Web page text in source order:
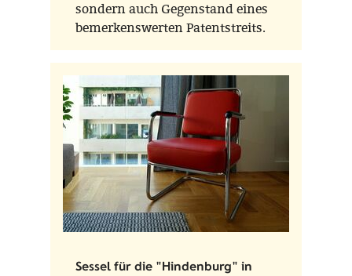
sondern auch Gegenstand eines
bemerkenswerten Patentstreits.
Sessel für die "Hindenburg" in